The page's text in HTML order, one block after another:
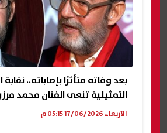
بعد وفاته متأثرًا بإصاباته..
التمثيلية تنعى الفنان محمد
الأربعاء 17/06/2026 05:15 م